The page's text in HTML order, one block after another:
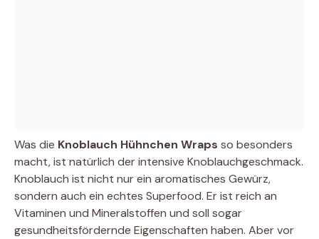
Was die Knoblauch Hühnchen Wraps so besonders
macht, ist natürlich der intensive Knoblauchgeschmack.
Knoblauch ist nicht nur ein aromatisches Gewürz,
sondern auch ein echtes Superfood. Er ist reich an
Vitaminen und Mineralstoffen und soll sogar
gesundheitsfördernde Eigenschaften haben. Aber vor